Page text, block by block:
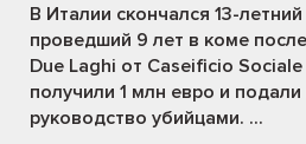
В Италии скончался 13-
проведший 9 лет в коме
Due Laghi от Caseificio
получили 1 млн евро и
руководство убийцами. ...